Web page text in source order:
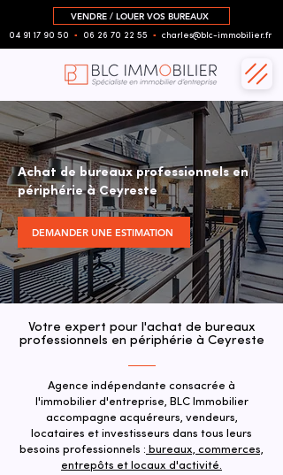
VENDRE / LOUER VOS BUREAUX
04 91 17 90 50 ▪︎ 06 26 70 22 55 ▪︎ charles@blc-immobilier.fr
Achat de bureaux professionnels en
périphérie à Ceyreste
DEMANDER UNE ESTIMATION
Votre expert pour l'achat de bureaux
professionnels en périphérie à Ceyreste
Agence indépendante consacrée à
l'immobilier d'entreprise, BLC Immobilier
accompagne acquéreurs, vendeurs,
locataires et investisseurs dans tous leurs
besoins professionnels : bureaux, commerces,
entrepôts et locaux d'activité.